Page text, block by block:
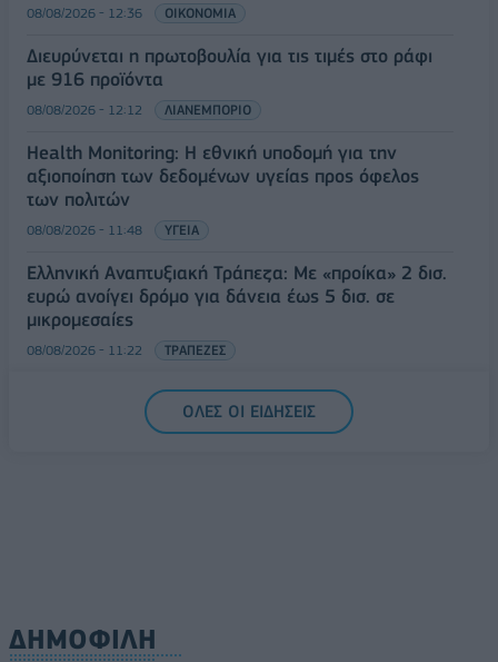
08/08/2026 - 12:36 ΟΙΚΟΝΟΜΙΑ
Διευρύνεται η πρωτοβουλία για τις τιμές στο ράφι
με 916 προϊόντα
08/08/2026 - 12:12 ΛΙΑΝΕΜΠΟΡΙΟ
Health Monitoring: Η εθνική υποδομή για την
αξιοποίηση των δεδομένων υγείας προς όφελος
των πολιτών
08/08/2026 - 11:48 ΥΓΕΙΑ
Ελληνική Αναπτυξιακή Τράπεζα: Με «προίκα» 2 δισ.
ευρώ ανοίγει δρόμο για δάνεια έως 5 δισ. σε
μικρομεσαίες
08/08/2026 - 11:22 ΤΡΑΠΕΖΕΣ
5G παντού, 6G στον ορίζοντα: Πού βρίσκεται η
Ελλάδα στη μεγάλη τεχνολογική μετάβαση
ΟΛΕΣ ΟΙ ΕΙΔΗΣΕΙΣ
ΔΗΜΟΦΙΛΗ